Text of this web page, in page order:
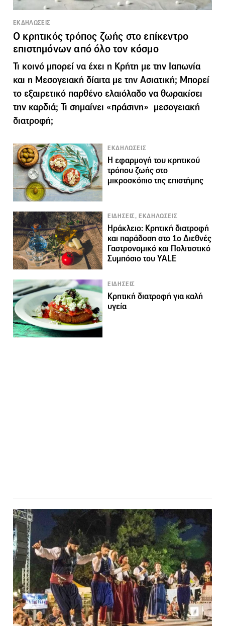
ΕΚΔΗΛΩΣΕΙΣ
Ο κρητικός τρόπος ζωής στο επίκεντρο
επιστημόνων από όλο τον κόσμο
Τι κοινό μπορεί να έχει η Κρήτη με την Ιαπωνία
και η Μεσογειακή δίαιτα με την Ασιατική; Μπορεί
το εξαιρετικό παρθένο ελαιόλαδο να θωρακίσει
την καρδιά; Τι σημαίνει «πράσινη» μεσογειακή
διατροφή;
ΕΚΔΗΛΩΣΕΙΣ
Η εφαρμογή του κρητικού
τρόπου ζωής στο
μικροσκόπιο της επιστήμης
ΕΙΔΗΣΕΙΣ, ΕΚΔΗΛΩΣΕΙΣ
Ηράκλειο: Κρητική διατροφή
και παράδοση στο 1ο Διεθνές
Γαστρονομικό και Πολιτιστικό
Συμπόσιο του YALE
ΕΙΔΗΣΕΙΣ
Κρητική διατροφή για καλή
υγεία